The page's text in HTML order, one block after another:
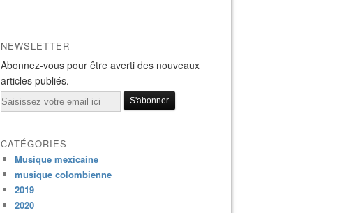
NEWSLETTER
Abonnez-vous pour être averti des nouveaux
articles publiés.
Email
CATÉGORIES
Musique mexicaine
musique colombienne
2019
2020